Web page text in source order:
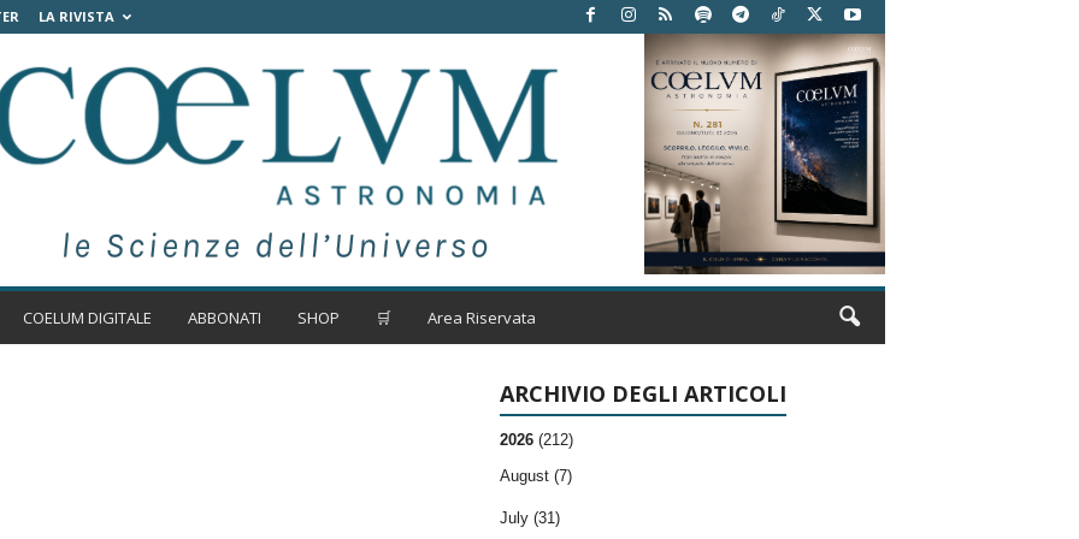
LA RIVISTA
COELUM DIGITALE ABBONATI SHOP 🛒 Area Riservata
ARCHIVIO DEGLI ARTICOLI
2026 (212)
August (7)
July (31)